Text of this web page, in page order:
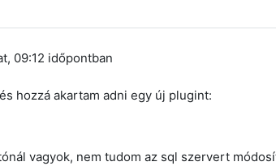
09:12 időpontban
hozzá akartam adni egy új plugint:
vagyok, nem tudom az sql szervert